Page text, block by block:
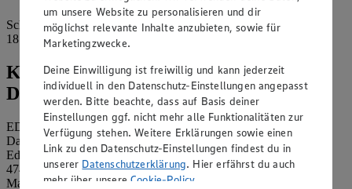
Schulstr. 5
18147 Rostock-Gehlsdorf
Kontaktdaten des betrieblichen
Datenschutzbeauftragten:
EDEKA Nordwest Stiftung & Co. KG
Datenschutzbeauftragter
Edekaplatz 1
47445 Moers
Mail:
nw_datenschutz@edeka.de
um unsere Website zu personalisieren und dir
möglichst relevante Inhalte anzubieten, sowie für
Marketingzwecke.
Deine Einwilligung ist freiwillig und kann jederzeit
individuell in den Datenschutz-Einstellungen angepasst
werden. Bitte beachte, dass auf Basis deiner
Einstellungen ggf. nicht mehr alle Funktionalitäten zur
Verfügung stehen. Weitere Erklärungen sowie einen
Link zu den Datenschutz-Einstellungen findest du in
unserer Datenschutzerklärung. Hier erfährst du auch
mehr über unsereCookie-Policy.